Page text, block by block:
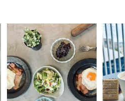
素敵なギフトを
ありがとうございました
#hyacca #結婚祝い
#お祝い #プレゼント
真っ
いい
#結婚
淡色
結婚
色イ